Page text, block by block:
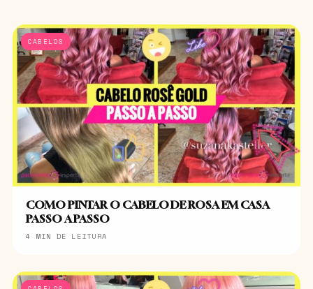
CABELOS
COMO PINTAR O CABELO DE ROSA EM CASA
PASSO A PASSO
4 MIN DE LEITURA